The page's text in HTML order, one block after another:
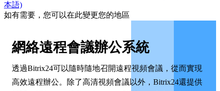
本語)
如有需要，您可以在此變更您的地區
網絡遠程會議辦公系統
透過Bitrix24可以隨時隨地召開遠程視頻會議，從而實現
高效遠程辦公。除了高清視頻會議以外，Bitrix24還提供